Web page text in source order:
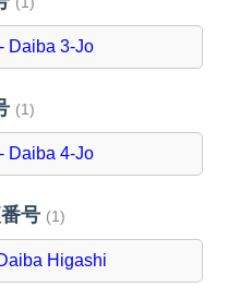
- Daiba 3-Jo
(1)
- Daiba 4-Jo
号 (1)
Higashi